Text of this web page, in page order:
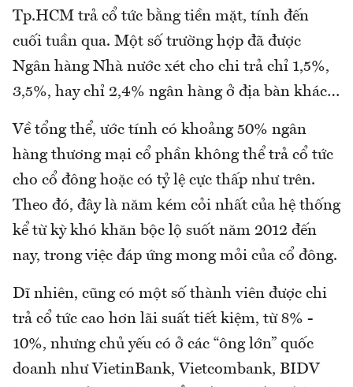
Tp.HCM trả cổ tức bằng tiền mặt, tính đến
cuối tuần qua. Một số trường hợp đã được
Ngân hàng Nhà nước xét cho chi trả chỉ 1,5%,
3,5%, hay chỉ 2,4% ngân hàng ở địa bàn khác…
Về tổng thể, ước tính có khoảng 50% ngân
hàng thương mại cổ phần không thể trả cổ tức
cho cổ đông hoặc có tỷ lệ cực thấp như trên.
Theo đó, đây là năm kém cỏi nhất của hệ thống
kể từ kỳ khó khăn bộc lộ suốt năm 2012 đến
nay, trong việc đáp ứng mong mỏi của cổ đông.
Dĩ nhiên, cũng có một số thành viên được chi
trả cổ tức cao hơn lãi suất tiết kiệm, từ 8% -
10%, nhưng chủ yếu có ở các “ông lớn” quốc
doanh như VietinBank, Vietcombank, BIDV